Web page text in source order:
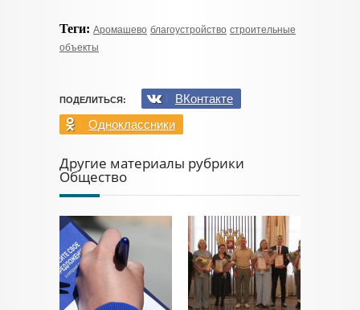
Теги: Аромашево благоустройство строительные
объекты
ПОДЕЛИТЬСЯ:
ВКонтакте
Одноклассники
Другие материалы рубрики
Общество